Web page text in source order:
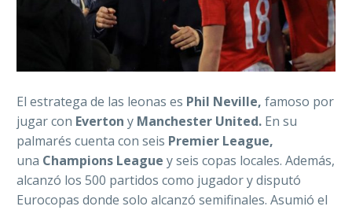
El estratega de las leonas es Phil Neville, famoso por
jugar con Everton y Manchester United. En su
palmarés cuenta con seis Premier League,
una Champions League y seis copas locales. Además,
alcanzó los 500 partidos como jugador y disputó
Eurocopas donde solo alcanzó semifinales. Asumió el